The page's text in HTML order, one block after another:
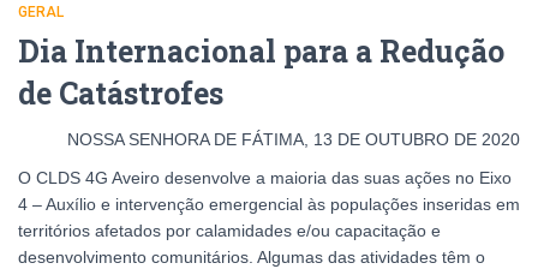
GERAL
Dia Internacional para a Redução
de Catástrofes
NOSSA SENHORA DE FÁTIMA, 13 DE OUTUBRO DE 2020
O CLDS 4G Aveiro desenvolve a maioria das suas ações no Eixo
4 – Auxílio e intervenção emergencial às populações inseridas em
territórios afetados por calamidades e/ou capacitação e
desenvolvimento comunitários. Algumas das atividades têm o